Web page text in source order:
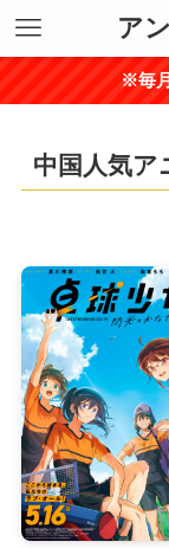
ア
※毎月
中国人気ア